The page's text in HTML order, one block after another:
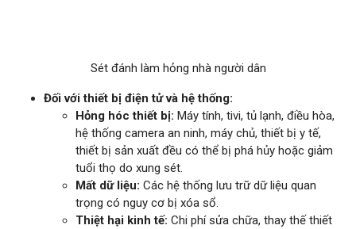
Sét đánh làm hỏng nhà người dân
Đối với thiết bị điện tử và hệ thống:
Hỏng hóc thiết bị: Máy tính, tivi, tủ lạnh, điều hòa,
hệ thống camera an ninh, máy chủ, thiết bị y tế,
thiết bị sản xuất đều có thể bị phá hủy hoặc giảm
tuổi thọ do xung sét.
Mất dữ liệu: Các hệ thống lưu trữ dữ liệu quan
trọng có nguy cơ bị xóa sổ.
Thiệt hại kinh tế: Chi phí sửa chữa, thay thế thiết